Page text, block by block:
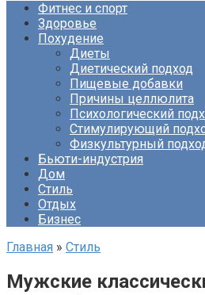
Фитнес и спорт
Здоровье
Похудение
Диеты
Диетический подход
Пищевые добавки
Причины целлюлита
Психологический
Стимулирующий
Физкультурный
Бьюти-индустрия
Дом
Стиль
Отдых
Бизнес
Главная » Стиль
Мужские